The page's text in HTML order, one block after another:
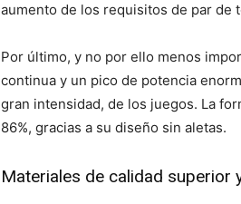
aumento de los requisitos de par de
Por último, y no por ello menos
continua y un pico de potencia
gran intensidad, de los juegos. La
86%, gracias a su diseño sin aletas.
Materiales de calidad superior